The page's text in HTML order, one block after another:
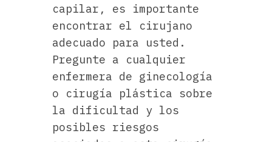
capilar, es importante
encontrar el cirujano
adecuado para usted.
Pregunte a cualquier
enfermera de ginecología
o cirugía plástica sobre
la dificultad y los
posibles riesgos